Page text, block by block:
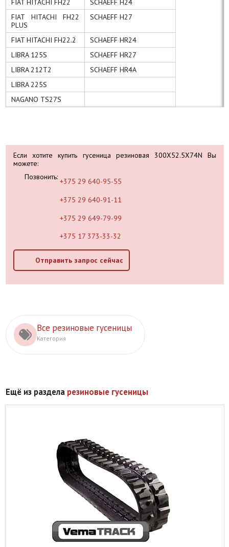
FIAT HITACHI FH22
SCHAEFF H24
FIAT HITACHI FH22
PLUS
SCHAEFF H27
FIAT HITACHI FH22.2
SCHAEFF HR24
LIBRA 125S
SCHAEFF HR27
LIBRA 212T2
SCHAEFF HR4A
LIBRA 225S
NAGANO TS27S
Если хотите купить гусеница резиновая 300X52.5X74N Вы
можете:
Позвонить:
+375 29 640-95-55
+375 29 640-91-11
+375 29 649-79-99
+375 17 373-33-32
Отправить запрос сейчас
Все резиновые гусеницы
Категория
Ещё из раздела резиновые гусеницы